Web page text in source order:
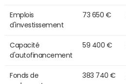
Emplois
d'investissement
73 650 €
Capacité
d'autofinancement
59 400 €
Fonds de
383 740 €